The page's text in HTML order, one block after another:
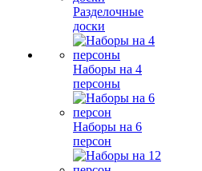
Разделочные
доски
Наборы на 4
персоны
Наборы на 6
персон